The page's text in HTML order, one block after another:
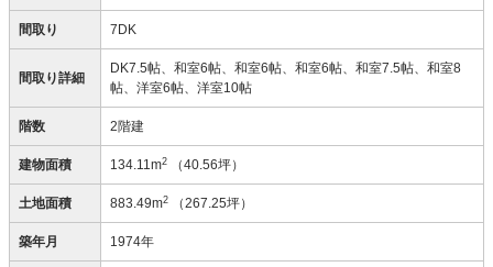
間取り 7DK
間取り詳細
DK7.5帖、和室6帖、和室6帖、和室6帖、和室7.5帖、和室8
帖、洋室6帖、洋室10帖
階数 2階建
建物面積 134.11m2 （40.56坪）
土地面積 883.49m2 （267.25坪）
築年月 1974年